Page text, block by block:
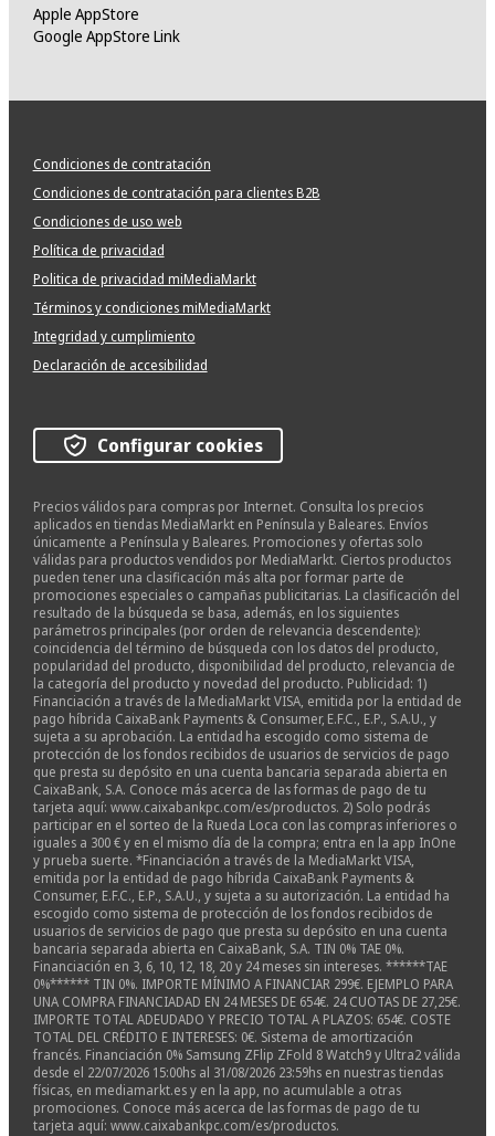
Apple AppStore
Google AppStore Link
Condiciones de contratación
Condiciones de contratación para clientes B2B
Condiciones de uso web
Política de privacidad
Politica de privacidad miMediaMarkt
Términos y condiciones miMediaMarkt
Integridad y cumplimiento
Declaración de accesibilidad
Configurar cookies
Precios válidos para compras por Internet. Consulta los precios
aplicados en tiendas MediaMarkt en Península y Baleares. Envíos
únicamente a Península y Baleares. Promociones y ofertas solo
válidas para productos vendidos por MediaMarkt. Ciertos productos
pueden tener una clasificación más alta por formar parte de
promociones especiales o campañas publicitarias. La clasificación del
resultado de la búsqueda se basa, además, en los siguientes
parámetros principales (por orden de relevancia descendente):
coincidencia del término de búsqueda con los datos del producto,
popularidad del producto, disponibilidad del producto, relevancia de
la categoría del producto y novedad del producto. Publicidad: 1)
Financiación a través de la MediaMarkt VISA, emitida por la entidad de
pago híbrida CaixaBank Payments & Consumer, E.F.C., E.P., S.A.U., y
sujeta a su aprobación. La entidad ha escogido como sistema de
protección de los fondos recibidos de usuarios de servicios de pago
que presta su depósito en una cuenta bancaria separada abierta en
CaixaBank, S.A. Conoce más acerca de las formas de pago de tu
tarjeta aquí: www.caixabankpc.com/es/productos. 2) Solo podrás
participar en el sorteo de la Rueda Loca con las compras inferiores o
iguales a 300 € y en el mismo día de la compra; entra en la app InOne
y prueba suerte. *Financiación a través de la MediaMarkt VISA,
emitida por la entidad de pago híbrida CaixaBank Payments &
Consumer, E.F.C., E.P., S.A.U., y sujeta a su autorización. La entidad ha
escogido como sistema de protección de los fondos recibidos de
usuarios de servicios de pago que presta su depósito en una cuenta
bancaria separada abierta en CaixaBank, S.A. TIN 0% TAE 0%.
Financiación en 3, 6, 10, 12, 18, 20 y 24 meses sin intereses. ******TAE
0%****** TIN 0%. IMPORTE MÍNIMO A FINANCIAR 299€. EJEMPLO PARA
UNA COMPRA FINANCIADAD EN 24 MESES DE 654€. 24 CUOTAS DE 27,25€.
IMPORTE TOTAL ADEUDADO Y PRECIO TOTAL A PLAZOS: 654€. COSTE
TOTAL DEL CRÉDITO E INTERESES: 0€. Sistema de amortización
francés. Financiación 0% Samsung ZFlip ZFold 8 Watch9 y Ultra2 válida
desde el 22/07/2026 15:00hs al 31/08/2026 23:59hs en nuestras tiendas
físicas, en mediamarkt.es y en la app, no acumulable a otras
promociones. Conoce más acerca de las formas de pago de tu
tarjeta aquí: www.caixabankpc.com/es/productos.